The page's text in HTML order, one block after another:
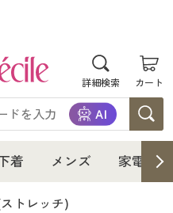
詳細検索 カート
着 メンズ 家電・
トレッチ)